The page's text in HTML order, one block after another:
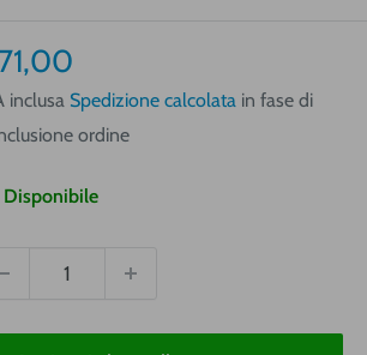
inclusa Spedizione calcolata in fase di
ordine
Disponibile